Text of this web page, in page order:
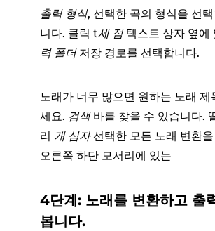
출력 형식, 선택한 곡의 형식을 선
니다. 클릭 t세 점텍스트 상자 옆에
력 폴더저장 경로를 선택합니다.
노래가 너무 많으면 원하는 노래 제
세요. 검색바를 찾을 수 있습니다.
리 개 심자선택한 모든 노래 변환
오른쪽 하단 모서리에 있는
4단계: 노래를 변환하고 출
봅니다.